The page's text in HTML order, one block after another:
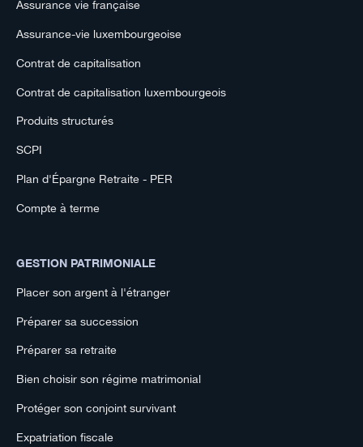
Assurance vie française
Assurance-vie luxembourgeoise
Contrat de capitalisation
Contrat de capitalisation luxembourgeois
Produits structurés
SCPI
Plan d'Épargne Retraite - PER
Compte à terme
GESTION PATRIMONIALE
Placer son argent à l'étranger
Préparer sa succession
Préparer sa retraite
Bien choisir son régime matrimonial
Protéger son conjoint survivant
Expatriation fiscale